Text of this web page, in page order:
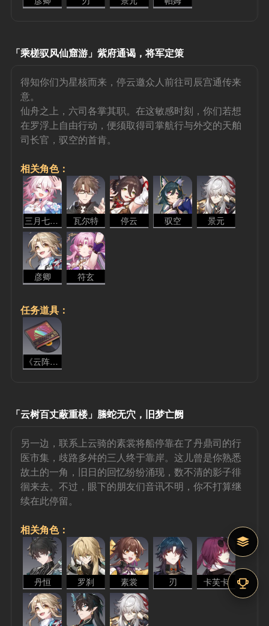
「乘槎驭风仙窟游」紫府通谒，将军定策
得知你们为星核而来，停云邀众人前往司辰宫通传来
意。
仙舟之上，六司各掌其职。在这敏感时刻，你们若想
在罗浮上自由行动，便须取得司掌航行与外交的天舶
司长官，驭空的首肯。
相关角色：
三月七 - 存护 瓦尔特 停云 驭空 景元
彦卿 符玄
任务道具：
《云阵四合》
「云树百丈蔽重楼」螣蛇无穴，旧梦亡阙
另一边，联系上云骑的素裳将船停靠在了丹鼎司的行
医市集，歧路多舛的三人终于靠岸。这儿曾是你熟悉
故土的一角，旧日的回忆纷纷涌现，数不清的影子徘
徊来去。不过，眼下的朋友们音讯不明，你不打算继
续在此停留。
相关角色：
丹恒 罗刹 素裳 刃 卡芙卡